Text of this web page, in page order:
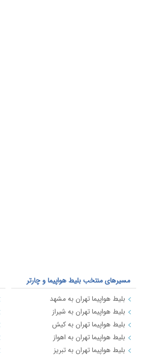
مسیرهای منتخب بلیط هواپیما و چارتر
بلیط هواپیما تهران به مشهد
بلیط هواپیما تهران به شیراز
بلیط هواپیما تهران به کیش
بلیط هواپیما تهران به اهواز
بلیط هواپیما تهران به تبریز